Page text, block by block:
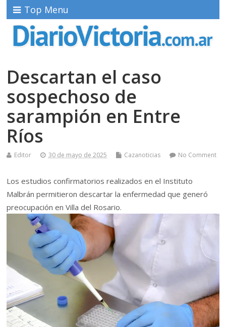
Top Menu
Descartan el caso
sospechoso de
sarampión en Entre
Ríos
Editor 30 de mayo de 2025 Cazanoticias No Comment
Los estudios confirmatorios realizados en el Instituto
Malbrán permitieron descartar la enfermedad que generó
preocupación en Villa del Rosario.